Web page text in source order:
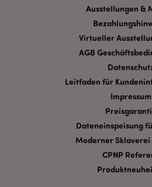
Ausstellungen &
Virtueller
AGB
Leitfaden für
Impressum
Dateneinspeisung
Moderner Sklaverei
CPNP
Streng-notwendige-Cookies
Kernfunktionen der Website wie
Benutzeranmeldung und die
Ohne unbedingt notwendige
Website nicht richtig genutzt
CookieScriptConsent